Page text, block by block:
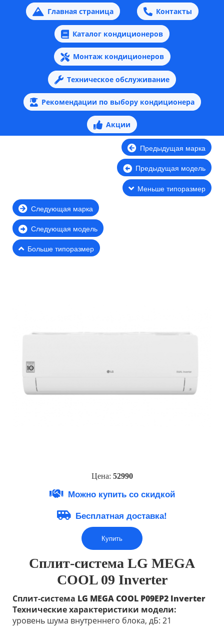
Главная страница Контакты
Каталог кондиционеров
Монтаж кондиционеров
Техническое обслуживание
Рекомендации по выбору кондиционера
Акции
Предыдущая марка
Предыдущая модель
Меньше типоразмер
Следующая марка
Следующая модель
Больше типоразмер
Цена: 52990
Можно купить со скидкой
Бесплатная доставка!
Купить
Сплит-система LG MEGA
COOL 09 Inverter
Сплит-система LG MEGA COOL P09EP2 Inverter
Технические характеристики модели:
уровень шума внутреннего блока, дБ: 21